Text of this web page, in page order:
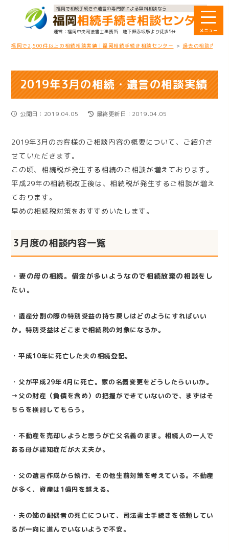
福岡で相続手続きや遺言の専門家による無料相談なら
福岡中央司法書士事務所 地下鉄赤坂駅より徒歩5分
福岡で2,500件以上の相続相談実績｜福岡相続手続き相談センター > 過去の相談内容
2019年3月の相続・遺言の相談実績
公開日：2019.04.05 最終更新日：2019.04.05
2019年3月のお客様のご相談内容の概要について、ご紹介さ
せていただきます。
この頃、相続税が発生する相続のご相談が増えております。
平成29年の相続税改正後は、相続税が発生するご相談が増え
ております。
早めの相続税対策をおすすめいたします。
3月度の相談内容一覧
・妻の母の相続。借金が多いようなので相続放棄の相談をし
たい。
・ 遺産分割の際の特別受益の持ち戻しはどのようにすればいい
か。特別受益はどこまで相続税の対象になるか。
・平成10年に死亡した夫の相続登記。
・ 父が平成29年4月に死亡。家の名義変更をどうしたらいいか。
→父の財産（負債を含め）の把握ができていないので、まずはそ
ちらを検討してもらう。
・不動産を売却しようと思うが亡父名義のまま。相続人の一人で
ある母が認知症だが大丈夫か。
・ 父の遺言作成から執行、その他生前対策を考えている。不動産
が多く、資産は1億円を越える。
・ 夫の姉の配偶者の死亡について、司法書士手続きを依頼してい
るが一向に進んでいないようで不安。